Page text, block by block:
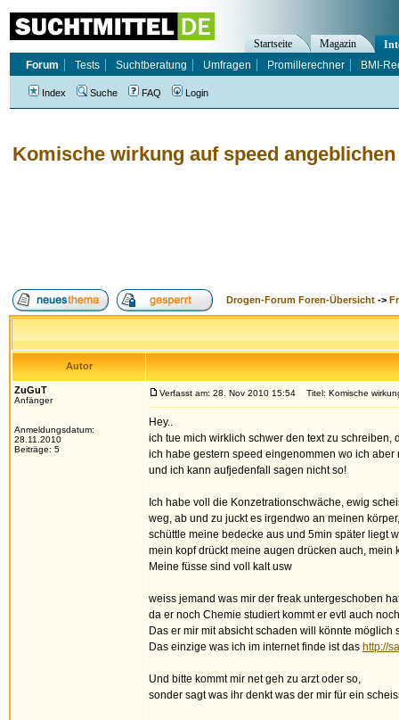
Komische wirkung auf speed
Drogen-Forum Foren-Übersicht ->
Autor
ZuGuT
Anfänger
Anmeldungsdatum:
28.11.2010
Beiträge: 5
Verfasst am: 28. Nov 2010 15:54 Titel: Komische
Hey..
ich tue mich wirklich schwer den text zu schreiben,
ich habe gestern speed eingenommen wo ich
und ich kann aufjedenfall sagen nicht so!
Ich habe voll die Konzetrationschwäche, ewig
weg, ab und zu juckt es irgendwo an meinen
schüttle meine bedecke aus und 5min später liegt
mein kopf drückt meine augen drücken auch, mein
Meine füsse sind voll kalt usw
weiss jemand was mir der freak untergeschoben
da er noch Chemie studiert kommt er evtl auch
Das er mir mit absicht schaden will könnte möglich
Das einzige was ich im internet finde ist das http://
Und bitte kommt mir net geh zu arzt oder so,
sonder sagt was ihr denkt was der mir für ein
Startseite Magazin
Forum
Tests Suchtberatung Umfragen Promillerechner BMI-
Index Suche FAQ Login